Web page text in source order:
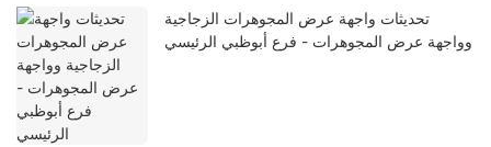
تحديثات واجهة عرض المجوهرات الزجاجية
وواجهة عرض المجوهرات - فرع أبوظبي الرئيسي